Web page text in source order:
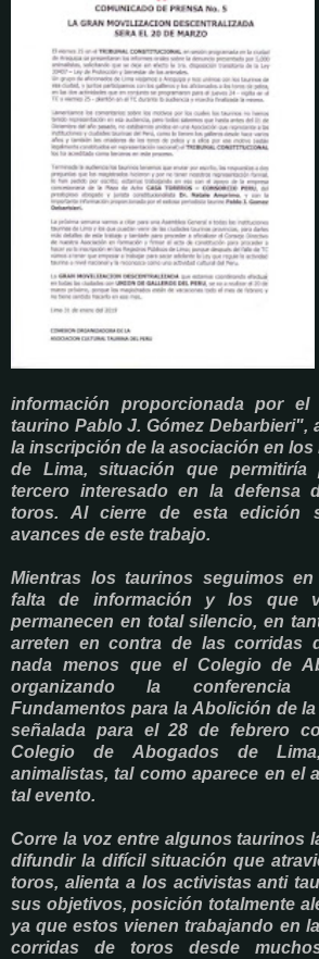
información proporcionada por el
taurino Pablo J. Gómez Debarbieri",
la inscripción de la asociación en
de Lima, situación que permitiría
tercero interesado en la defensa
toros. Al cierre de esta edición
avances de este trabajo.
Mientras los taurinos seguimos
falta de información y los que
permanecen en total silencio, en
arreten en contra de las corridas
nada menos que el Colegio de
organizando la conferencia
Fundamentos para la Abolición de
señalada para el 28 de febrero
Colegio de Abogados de
animalistas, tal como aparece en el
tal evento.
Corre la voz entre algunos taurinos
difundir la difícil situación que
toros, alienta a los activistas anti
sus objetivos, posición totalmente
ya que estos vienen trabajando en
corridas de toros desde